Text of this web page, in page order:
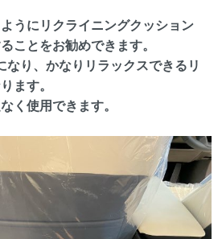
うにリクライニングクッション
ことをお勧めできます。
なり、かなりリラックスできるリ
ます。
く使用できます。